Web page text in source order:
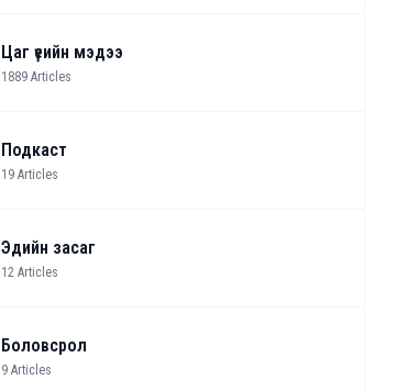
Цаг үеийн мэдээ
1889 Articles
Подкаст
19 Articles
Эдийн засаг
12 Articles
Боловсрол
9 Articles